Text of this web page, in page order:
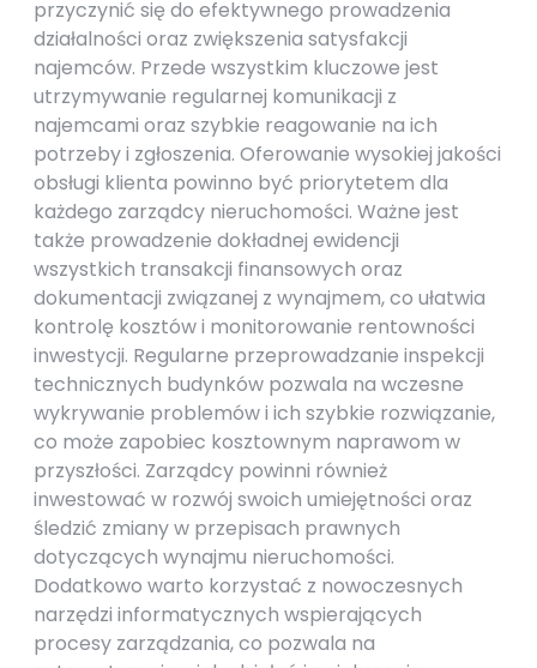
przyczynić się do efektywnego prowadzenia
działalności oraz zwiększenia satysfakcji
najemców. Przede wszystkim kluczowe jest
utrzymywanie regularnej komunikacji z
najemcami oraz szybkie reagowanie na ich
potrzeby i zgłoszenia. Oferowanie wysokiej jakości
obsługi klienta powinno być priorytetem dla
każdego zarządcy nieruchomości. Ważne jest
także prowadzenie dokładnej ewidencji
wszystkich transakcji finansowych oraz
dokumentacji związanej z wynajmem, co ułatwia
kontrolę kosztów i monitorowanie rentowności
inwestycji. Regularne przeprowadzanie inspekcji
technicznych budynków pozwala na wczesne
wykrywanie problemów i ich szybkie rozwiązanie,
co może zapobiec kosztownym naprawom w
przyszłości. Zarządcy powinni również
inwestować w rozwój swoich umiejętności oraz
śledzić zmiany w przepisach prawnych
dotyczących wynajmu nieruchomości.
Dodatkowo warto korzystać z nowoczesnych
narzędzi informatycznych wspierających
procesy zarządzania, co pozwala na